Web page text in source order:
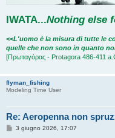
IWATA Nothing else
<<L'uomo è la misura di tutte le
quelle che non sono in quanto
[Πρωταγόρας - Protagora 486-411
flyman_fishing
Modeling Time User
Re: Aeropenna non
M3 giugno 2026, 17:07